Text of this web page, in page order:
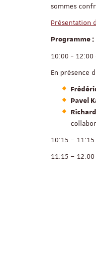
sommes
Présentation
Programme :
10:00 - 12:00
En présence
Pavel
10:15 –
11:15 –